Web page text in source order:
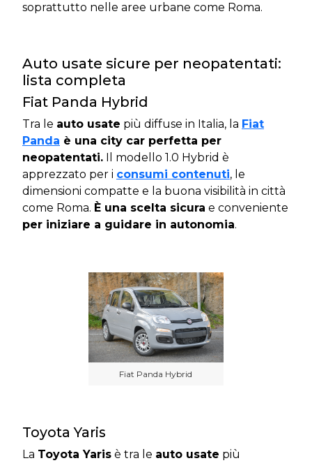
soprattutto nelle aree urbane come Roma.​
Auto usate sicure per neopatentati:
lista completa
Fiat Panda Hybrid
Tra le auto usate più diffuse in Italia, la Fiat
Panda è una city car perfetta per
neopatentati. Il modello 1.0 Hybrid è
apprezzato per i consumi contenuti, le
dimensioni compatte e la buona visibilità in città
come Roma. È una scelta sicura e conveniente
per iniziare a guidare in autonomia.
Fiat Panda Hybrid
Toyota Yaris
La Toyota Yaris è tra le auto usate più